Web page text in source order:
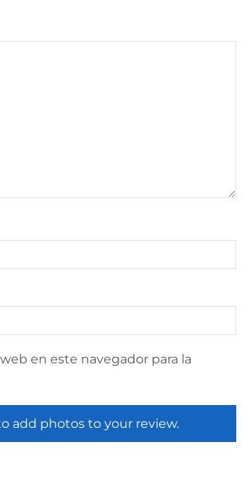
en este navegador para la
add photos to your review.